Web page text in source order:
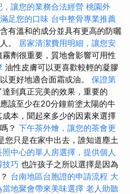
，讓您的業務合法經營 桃園外
足您的口味 台中整骨專業推薦
有溫和的成分並具有更高的防曬
。 居家清潔費用明細，讓您安
劑很重要，質地會影響可用性
油性皮膚可以更喜歡較輕的凝膠
更好地適合面霜或油。 保證第
達到真正完美的效果，重要的
該至少在20分鐘前塗太陽的牛
本，聞起來多少的因素來選擇
？ 下午茶外燴，讓您的茶會更
您只是在家中出去，誰知道塵土
照中心的單人房選擇，提供個人
技巧 也許孩子之所以選擇是因為
台南地區台胞證的申請流程 大
地聚會帶來美味選擇 老人助聽